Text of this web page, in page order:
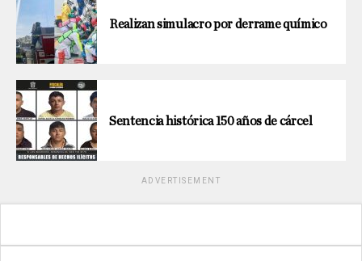
Realizan simulacro por derrame químico
Sentencia histórica 150 años de cárcel
ADVERTISEMENT